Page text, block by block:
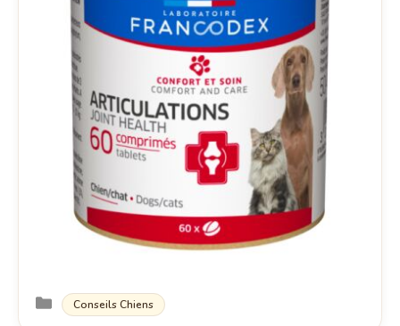
Catégories
Conseils Chiens